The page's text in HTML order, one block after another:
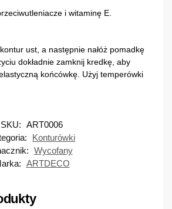
i witaminę E.
ust, a następnie nałóż pomadkę
dokładnie zamknij kredkę, aby
końcówkę. Użyj temperówki
SKU: ART0006
Konturówki
Wycofany
ARTDECO